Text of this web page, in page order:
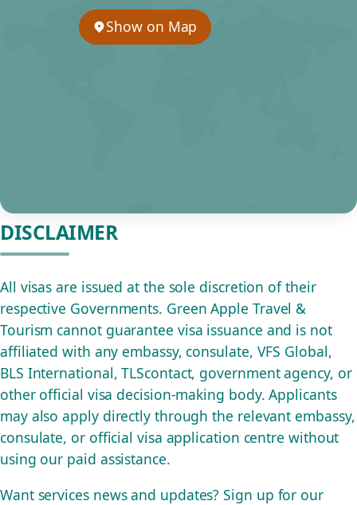
Show on Map
DISCLAIMER
All visas are issued at the sole discretion of their
respective Governments. Green Apple Travel &
Tourism cannot guarantee visa issuance and is not
affiliated with any embassy, consulate, VFS Global,
BLS International, TLScontact, government agency, or
other official visa decision-making body. Applicants
may also apply directly through the relevant embassy,
consulate, or official visa application centre without
using our paid assistance.
Want services news and updates? Sign up for our